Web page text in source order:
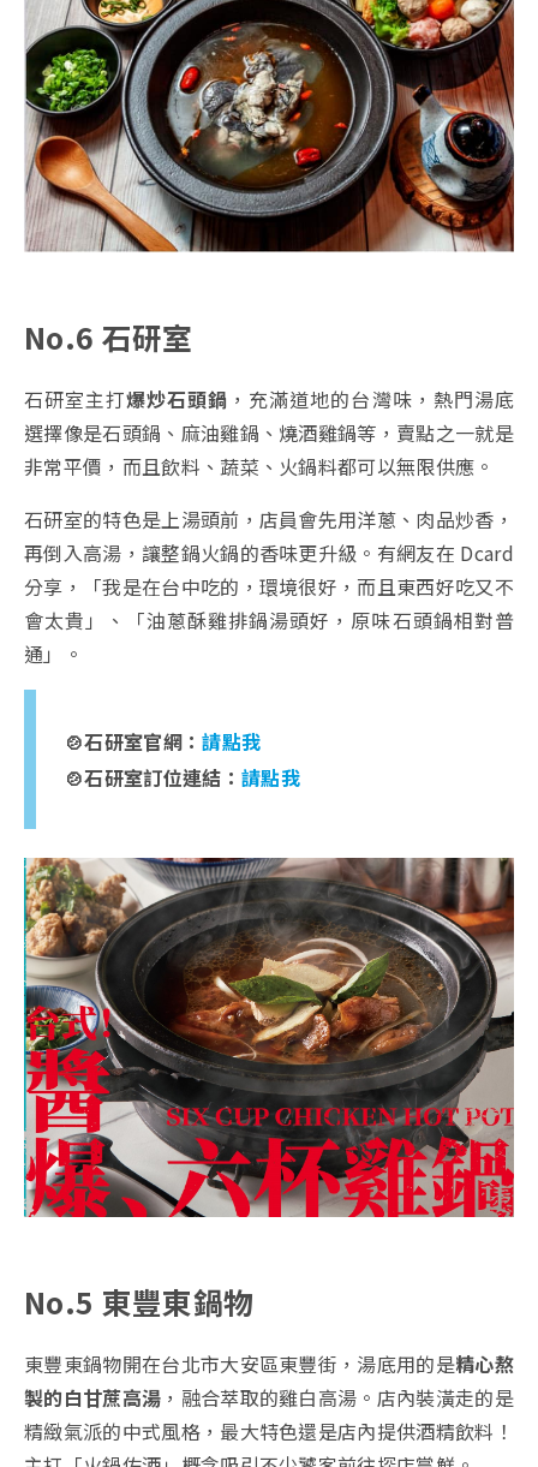
No.6 石研室
石研室主打爆炒石頭鍋 ，充滿道地的台灣味，熱門湯底
選擇像是石頭鍋、麻油雞鍋、燒酒雞鍋等，賣點之一就是
非常平價，而且飲料、蔬菜、火鍋料都可以無限供應。
石研室的特色是上湯頭前，店員會先用洋蔥、肉品炒香，
再倒入高湯，讓整鍋火鍋的香味更升級。有網友在 Dcard
分享，「我是在台中吃的，環境很好，而且東西好吃又不
會太貴」、「油蔥酥雞排鍋湯頭好，原味石頭鍋相對普
通」。
🍲石研室官網：請點我
🍲石研室訂位連結： 請點我
No.5 東豐東鍋物
東豐東鍋物開在台北市大安區東豐街，湯底用的是精心熬
製的白甘蔗高湯 ，融合萃取的雞白高湯。店內裝潢走的是
精緻氣派的中式風格，最大特色還是店內提供酒精飲料！